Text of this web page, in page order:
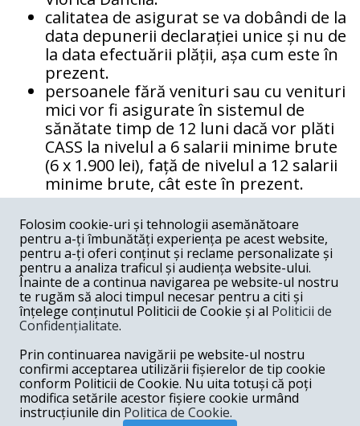
calitatea de asigurat se va dobândi de la
data depunerii declarației unice și nu de
la data efectuării plății, așa cum este în
prezent.
persoanele fără venituri sau cu venituri
mici vor fi asigurate în sistemul de
sănătate timp de 12 luni dacă vor plăti
CASS la nivelul a 6 salarii minime brute
(6 x 1.900 lei), față de nivelul a 12 salarii
minime brute, cât este în prezent.
COMENTARII
Nume
Email
Folosim cookie-uri și tehnologii asemănătoare
pentru a-ți îmbunătăți experiența pe acest website,
pentru a-ți oferi conținut și reclame personalizate și
pentru a analiza traficul și audiența website-ului.
Înainte de a continua navigarea pe website-ul nostru
te rugăm să aloci timpul necesar pentru a citi și
înțelege conținutul Politicii de Cookie și al Politicii de
Confidențialitate.
Prin continuarea navigării pe website-ul nostru
confirmi acceptarea utilizării fișierelor de tip cookie
conform Politicii de Cookie. Nu uita totuși că poți
modifica setările acestor fișiere cookie urmând
instrucțiunile din Politica de Cookie.